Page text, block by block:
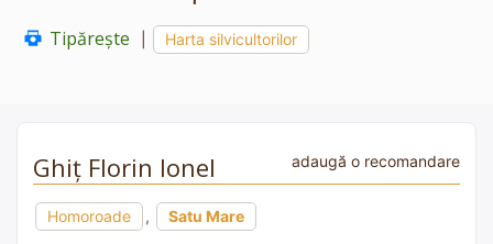
Tipărește Harta silvicultorilor
Ghiț Florin Ionel adaugă o recomandare
Homoroade , Satu Mare